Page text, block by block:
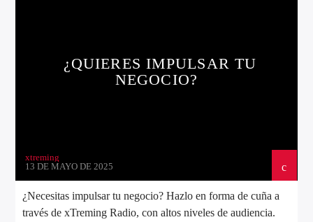
d2
¿QUIERES IMPULSAR TU
NEGOCIO?
xtreming
13 DE MAYO DE 2025
¿Necesitas impulsar tu negocio? Hazlo en forma de cuña a
través de xTreming Radio, con altos niveles de audiencia.